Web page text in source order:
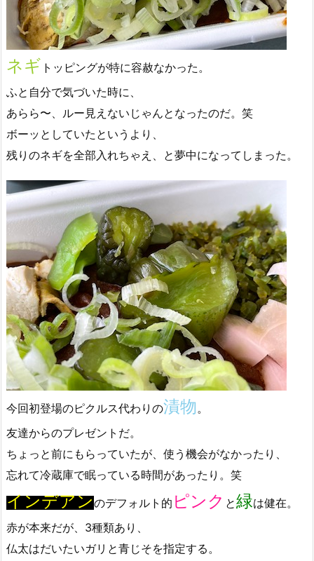
ネギ トッピングが特に容赦なかった。
ふと自分で気づいた時に、
あらら〜、ルー見えないじゃんとなったのだ。笑
ボーッとしていたというより、
残りのネギを全部入れちゃえ、と夢中になってしまった。
今回初登場のピクルス代わりの漬物 。
友達からのプレゼントだ。
ちょっと前にもらっていたが、使う機会がなかったり、
忘れて冷蔵庫で眠っている時間があったり。笑
インデアンのデフォルト的 ピンク と緑は健在。
赤が本来だが、3種類あり、
仏太はだいたいガリと青じそを指定する。